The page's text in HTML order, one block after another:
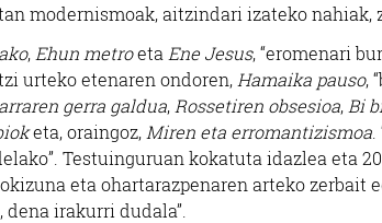
modernismoak, aitzindari izateko nahiak,
, Ehun metroeta Ene Jesus, “eromenari
urteko etenaren ondoren, Hamaika pauso,
gerra galdua, Rossetiren obsesioa, Bi
eta, oraingoz, Miren eta erromantizismoa
Testuinguruan kokatuta idazlea eta
eta ohartarazpenaren arteko zerbait
dena irakurri dudala”.